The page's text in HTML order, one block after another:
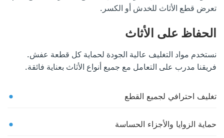
تعرض قطع الأثاث للخدش أو الكسر.
الحفاظ على الأثاث
نستخدم مواد التغليف عالية الجودة لحماية كل قطعة عفش.
فريقنا مدرب على التعامل مع جميع أنواع الأثاث بعناية فائقة.
تغليف احترافي لجميع القطع
حماية الزوايا والأجزاء الحساسة